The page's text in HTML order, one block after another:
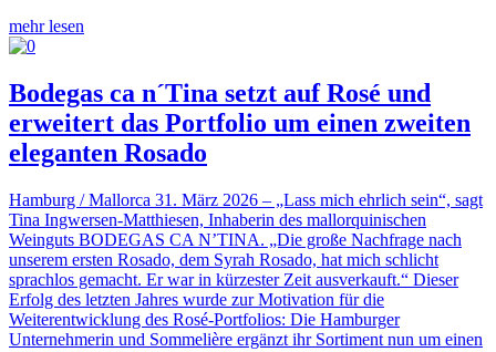
mehr lesen
Bodegas ca n´Tina setzt auf Rosé und
erweitert das Portfolio um einen zweiten
eleganten Rosado
Hamburg / Mallorca 31. März 2026 – „Lass mich ehrlich sein“, sagt
Tina Ingwersen-Matthiesen, Inhaberin des mallorquinischen
Weinguts BODEGAS CA N’TINA. „Die große Nachfrage nach
unserem ersten Rosado, dem Syrah Rosado, hat mich schlicht
sprachlos gemacht. Er war in kürzester Zeit ausverkauft.“ Dieser
Erfolg des letzten Jahres wurde zur Motivation für die
Weiterentwicklung des Rosé-Portfolios: Die Hamburger
Unternehmerin und Sommelière ergänzt ihr Sortiment nun um einen